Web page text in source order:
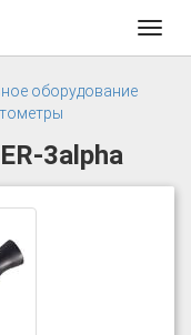
оборудование
3аlpha